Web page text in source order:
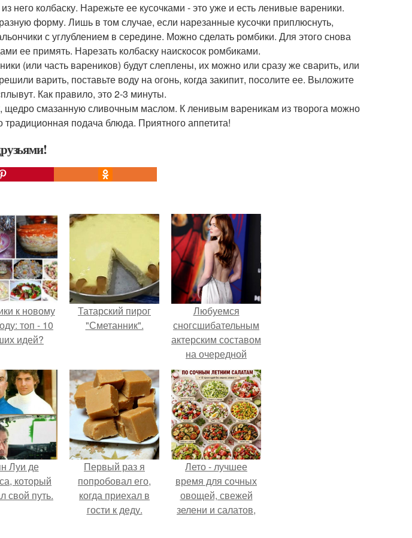
из него колбаску. Нарежьте ее кусочками - это уже и есть ленивые вареники.
форму. Лишь в том случае, если нарезанные кусочки приплюснуть,
с углублением в середине. Можно сделать ромбики. Для этого снова
ее примять. Нарезать колбаску наискосок ромбиками.
(или часть вареников) будут слеплены, их можно или сразу же сварить, или
варить, поставьте воду на огонь, когда закипит, посолите ее. Выложите
Как правило, это 2-3 минуты.
щедро смазанную сливочным маслом. К ленивым вареникам из творога можно
традиционная подача блюда. Приятного аппетита!
к новому
топ - 10
идей?
Татарский пирог
"Сметанник".
Любуемся
сногсшибательным
актерским составом
на очередной
премьере нового
человека - паука.
Луи де
который
свой путь.
Первый раз я
попробовал его,
когда приехал в
гости к деду.
Лето - лучшее
время для сочных
овощей, свежей
зелени и салатов,